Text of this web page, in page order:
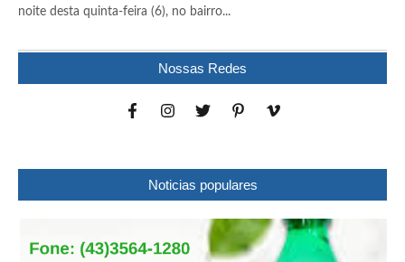
noite desta quinta-feira (6), no bairro...
Nossas Redes
Noticias populares